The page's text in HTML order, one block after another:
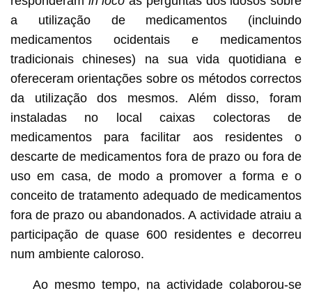
a utilização de medicamentos (incluindo
medicamentos ocidentais e medicamentos
tradicionais chineses) na sua vida quotidiana e
ofereceram orientações sobre os métodos correctos
da utilização dos mesmos. Além disso, foram
instaladas no local caixas colectoras de
medicamentos para facilitar aos residentes o
descarte de medicamentos fora de prazo ou fora de
uso em casa, de modo a promover a forma e o
conceito de tratamento adequado de medicamentos
fora de prazo ou abandonados. A actividade atraiu a
participação de quase 600 residentes e decorreu
num ambiente caloroso.
Ao mesmo tempo, na actividade colaborou-se